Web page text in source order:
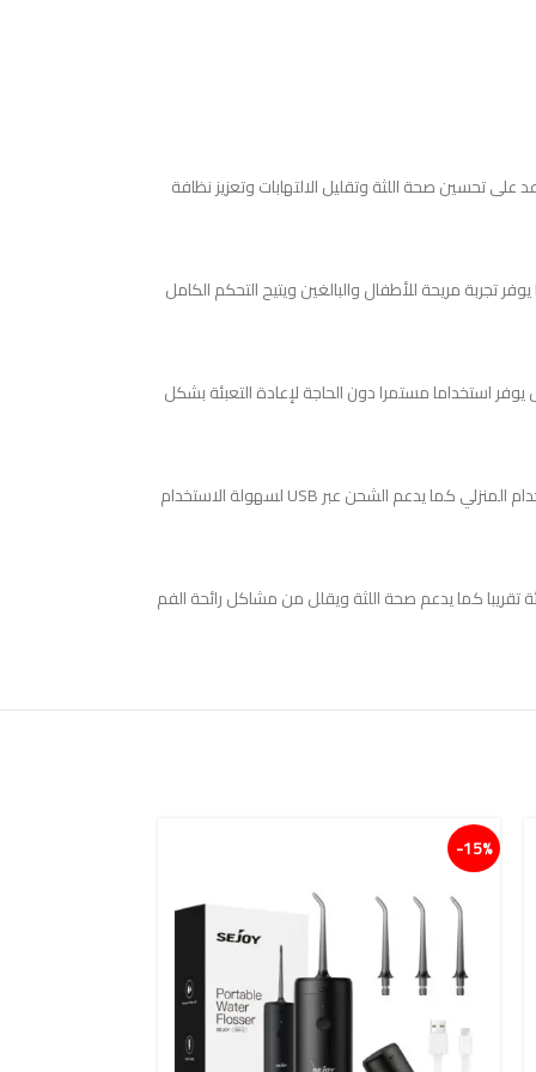
على تحسين صحة اللثة وتقليل الالتهابات وتعزيز نظافة
مريحة للأطفال والبالغين ويتيح التحكم الكامل
استخداما مستمرا دون الحاجة لإعادة التعبئة بشكل
يعمل الجهاز ببطارية ليثيوم بسعة عالية يمكن شحنها خلال أربع ساعات فقط وتوفر استخدام يصل إلى ثلاثين يومًا من التشغيل المنتظم مما يجعله مثاليا للسفر والاستخدام المنزلي كما يدعم الشحن عبر USB لسهولة الاستخدام
تقريبا كما يدعم صحة اللثة ويقلل من مشاكل رائحة الفم
15%-